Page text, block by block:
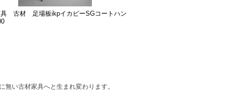
具 古材 足場板ikpイカピーSGコートハン
い古材家具へと生まれ変わります。